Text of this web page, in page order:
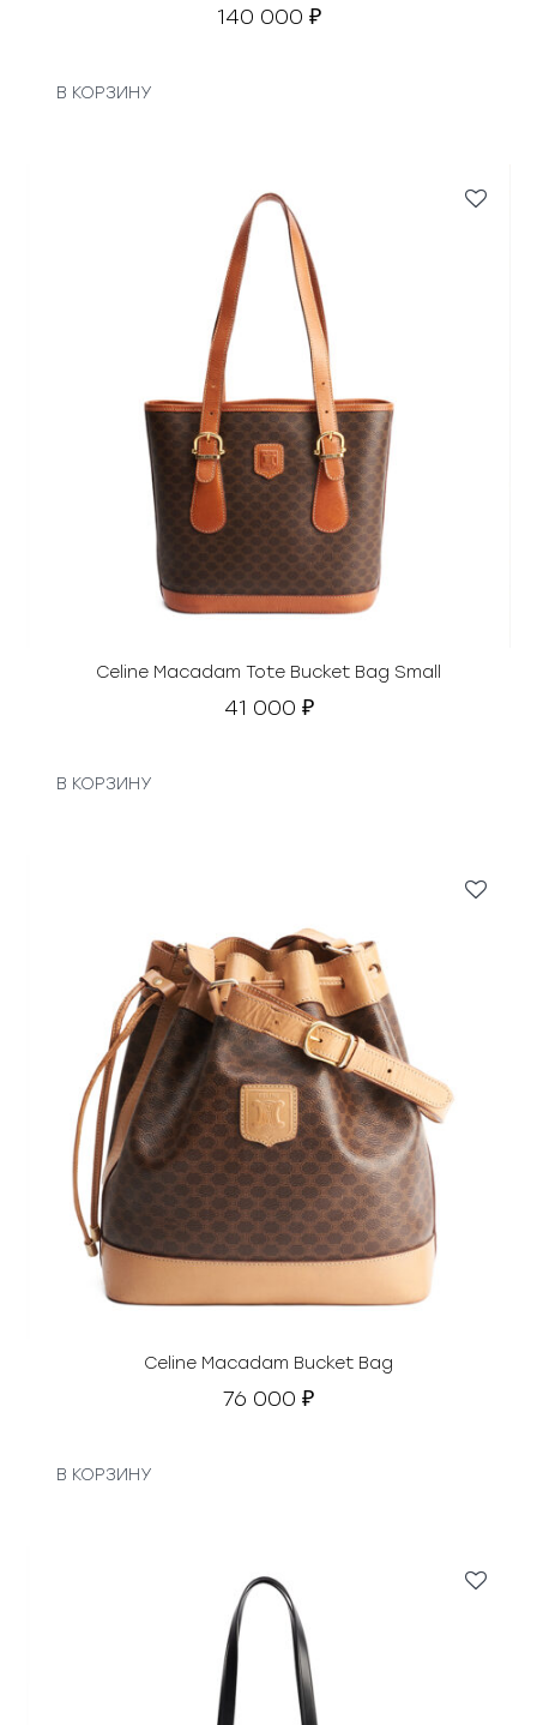
140 000 ₽
В КОРЗИНУ
Celine Macadam Tote Bucket Bag Small
41 000 ₽
В КОРЗИНУ
Celine Macadam Bucket Bag
76 000 ₽
В КОРЗИНУ